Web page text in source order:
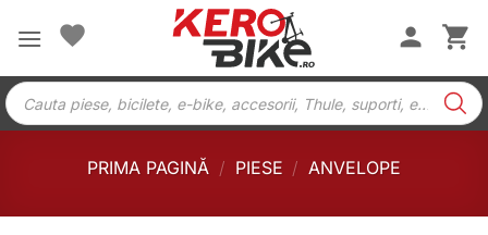
Products
search
PRIMA PAGINĂ / PIESE / ANVELOPE